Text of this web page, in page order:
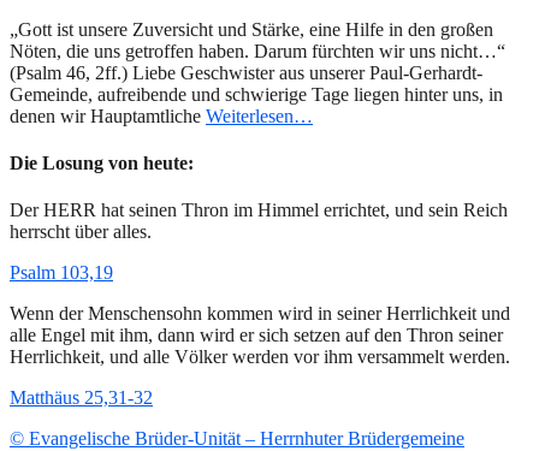
„Gott ist unsere Zuversicht und Stärke, eine Hilfe in den großen
Nöten, die uns getroffen haben. Darum fürchten wir uns nicht…“
(Psalm 46, 2ff.) Liebe Geschwister aus unserer Paul-Gerhardt-
Gemeinde, aufreibende und schwierige Tage liegen hinter uns, in
denen wir Hauptamtliche Weiterlesen…
Die Losung von heute:
Der HERR hat seinen Thron im Himmel errichtet, und sein Reich
herrscht über alles.
Psalm 103,19
Wenn der Menschensohn kommen wird in seiner Herrlichkeit und
alle Engel mit ihm, dann wird er sich setzen auf den Thron seiner
Herrlichkeit, und alle Völker werden vor ihm versammelt werden.
Matthäus 25,31-32
© Evangelische Brüder-Unität – Herrnhuter Brüdergemeine